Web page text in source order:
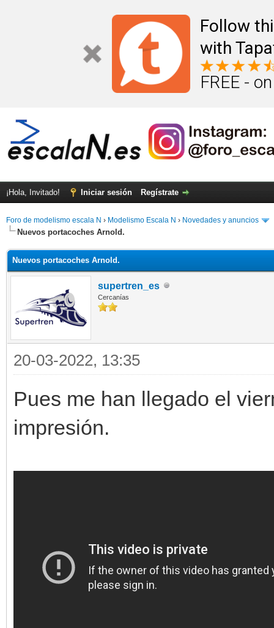
Follow
with
FREE -
¡Hola, Invitado! Iniciar sesión Regístrate
Foro de modelismo escala N › Modelismo Escala N › Novedades y anuncios
Nuevos portacoches Arnold.
Nuevos portacoches Arnold.
supertren_es
Cercanías
20-03-2022, 13:35
Pues me han llegado el
impresión.